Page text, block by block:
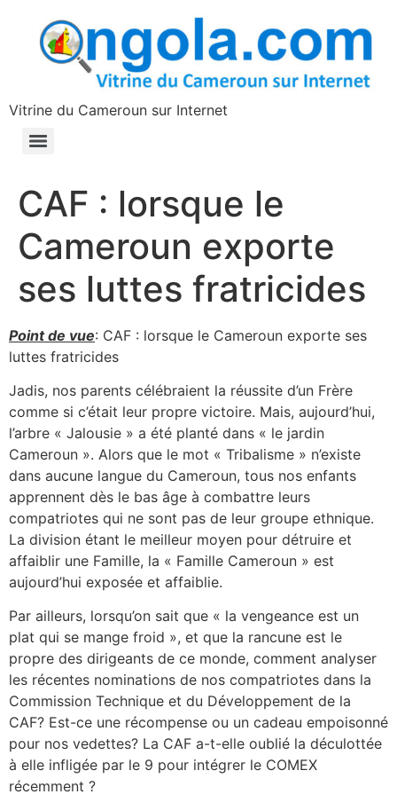
principal
Vitrine du Cameroun sur Internet
CAF : lorsque le
Cameroun exporte
ses luttes fratricides
Point de vue: CAF : lorsque le Cameroun exporte ses
luttes fratricides
Jadis, nos parents célébraient la réussite d’un Frère
comme si c’était leur propre victoire. Mais, aujourd’hui,
l’arbre « Jalousie » a été planté dans « le jardin
Cameroun ». Alors que le mot « Tribalisme » n’existe
dans aucune langue du Cameroun, tous nos enfants
apprennent dès le bas âge à combattre leurs
compatriotes qui ne sont pas de leur groupe ethnique.
La division étant le meilleur moyen pour détruire et
affaiblir une Famille, la « Famille Cameroun » est
aujourd’hui exposée et affaiblie.
Par ailleurs, lorsqu’on sait que « la vengeance est un
plat qui se mange froid », et que la rancune est le
propre des dirigeants de ce monde, comment analyser
les récentes nominations de nos compatriotes dans la
Commission Technique et du Développement de la
CAF? Est-ce une récompense ou un cadeau empoisonné
pour nos vedettes? La CAF a-t-elle oublié la déculottée
à elle infligée par le 9 pour intégrer le COMEX
récemment ?